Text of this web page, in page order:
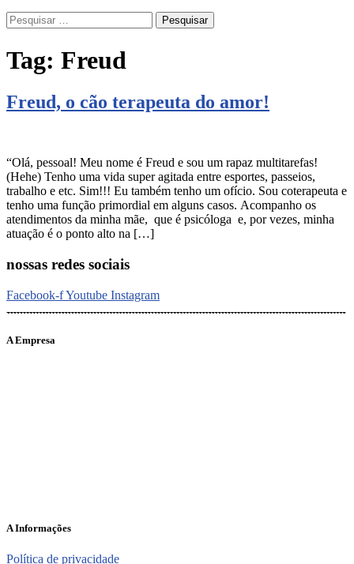
Pesquisar
por:
Tag: Freud
Freud, o cão terapeuta do amor!
“Olá, pessoal! Meu nome é Freud e sou um rapaz multitarefas!
(Hehe) Tenho uma vida super agitada entre esportes, passeios,
trabalho e etc. Sim!!! Eu também tenho um ofício. Sou coterapeuta e
tenho uma função primordial em alguns casos. Acompanho os
atendimentos da minha mãe, que é psicóloga e, por vezes, minha
atuação é o ponto alto na […]
nossas redes sociais
Facebook-fYoutube Instagram
A Empresa
A Informações
Política de privacidade